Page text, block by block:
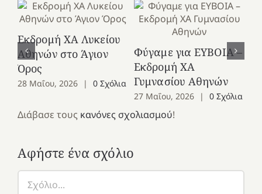
Εκδρομή ΧΑ Λυκείου
Αθηνών στο Άγιον
Όρος
28 Μαΐου, 2026 | 0 Σχόλια
Φύγαμε για ΕΥΒΟΙΑ –
Εκδρομή ΧΑ
Γυμνασίου Αθηνών
27 Μαΐου, 2026 | 0 Σχόλια
Διάβασε τους κανόνες σχολιασμού!
Αφήστε ένα σχόλιο